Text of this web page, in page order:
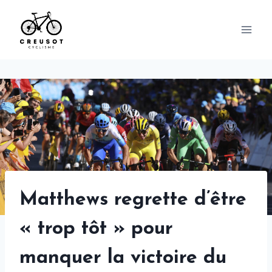
content
Matthews regrette d’être
« trop ​​​​tôt » pour
manquer la victoire du